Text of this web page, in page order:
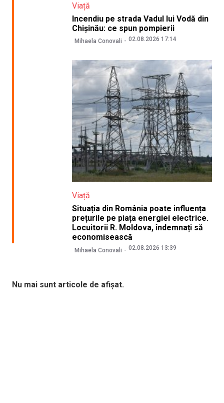
Viață
Incendiu pe strada Vadul lui Vodă din
Chișinău: ce spun pompierii
Mihaela Conovali 02.08.2026 17:14
Viață
Situația din România poate influența
prețurile pe piața energiei electrice.
Locuitorii R. Moldova, îndemnați să
economisească
Mihaela Conovali 02.08.2026 13:39
Nu mai sunt articole de afișat.